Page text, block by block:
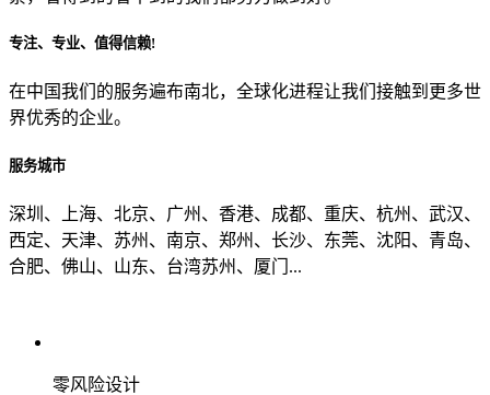
专注、专业、值得信赖!
在中国我们的服务遍布南北，全球化进程让我们接触到更多世
界优秀的企业。
服务城市
深圳、上海、北京、广州、香港、成都、重庆、杭州、武汉、
西定、天津、苏州、南京、郑州、长沙、东莞、沈阳、青岛、
合肥、佛山、山东、台湾苏州、厦门...
零风险设计